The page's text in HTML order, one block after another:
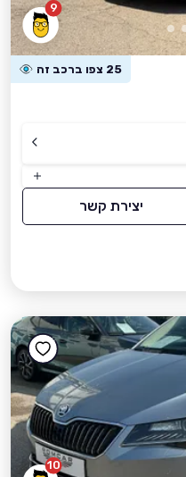
9
25 צפו ברכב זה
יצירת קשר
10